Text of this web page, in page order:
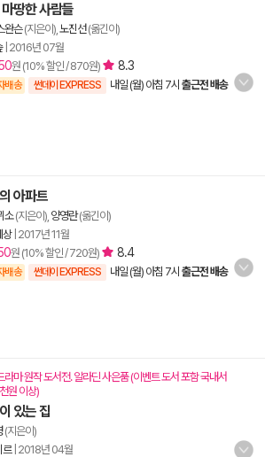
땅한 사람들
완슨(지은이), 노진선(옮긴이)
| 2016년 07월
원 (10% 할인 / 870원) 8.3
배송 썬데이 EXPRESS 내일 (월) 아침 7시 출근전 배송
아파트
소(지은이), 양영란(옮긴이)
상| 2017년 11월
원 (10% 할인 / 720원) 8.4
배송 썬데이 EXPRESS 내일 (월) 아침 7시 출근전 배송
라마 원작 도서전. 알라딘 사은품 (이벤트 도서 포함 국내서
원 이상)
있는 집
(지은이)
르| 2018년 04월